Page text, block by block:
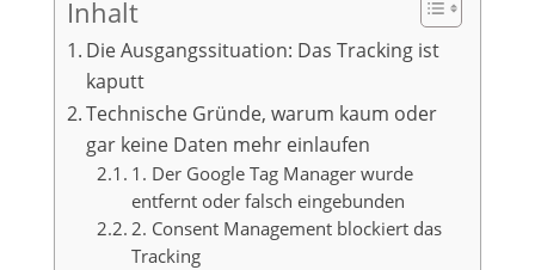
Inhalt
Die Ausgangssituation: Das Tracking ist
kaputt
Technische Gründe, warum kaum oder
gar keine Daten mehr einlaufen
1. Der Google Tag Manager wurde
entfernt oder falsch eingebunden
2. Consent Management blockiert das
Tracking